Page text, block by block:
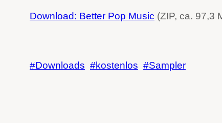
Download: Better Pop Music (ZIP, ca. 97,3
Downloads kostenlos Sampler